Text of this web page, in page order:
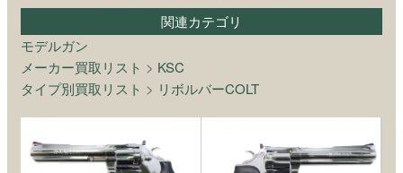
関連カテゴリ
モデルガン
メーカー買取リスト > KSC
タイプ別買取リスト > リボルバーCOLT